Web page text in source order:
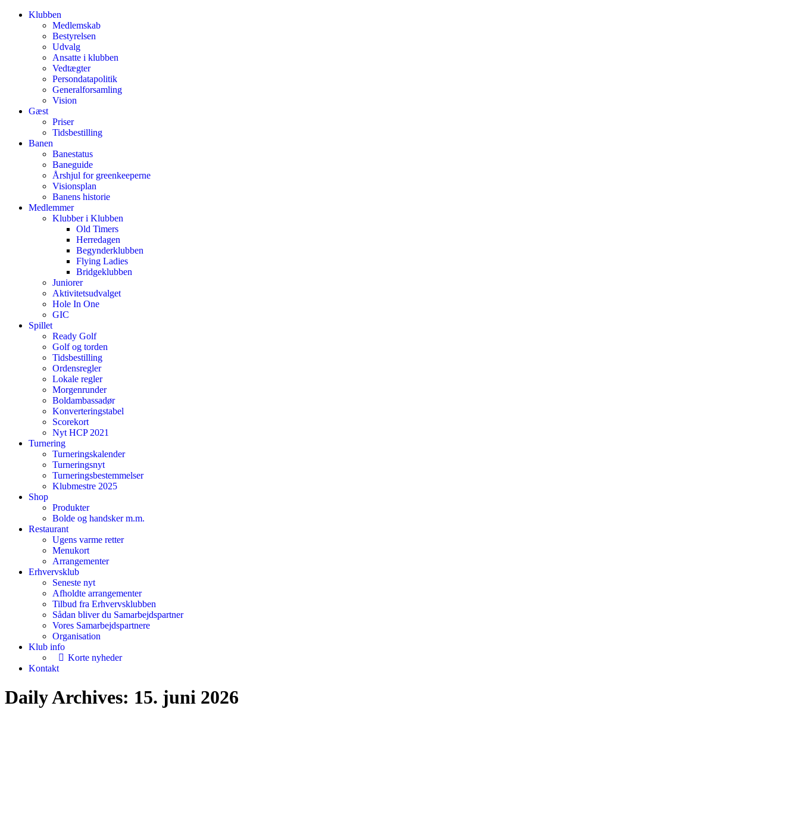
Klubben
Medlemskab
Bestyrelsen
Udvalg
Ansatte i klubben
Vedtægter
Persondatapolitik
Generalforsamling
Vision
Gæst
Priser
Tidsbestilling
Banen
Banestatus
Baneguide
Årshjul for greenkeeperne
Visionsplan
Banens historie
Medlemmer
Klubber i Klubben
Old Timers
Herredagen
Begynderklubben
Flying Ladies
Bridgeklubben
Juniorer
Aktivitetsudvalget
Hole In One
GIC
Spillet
Ready Golf
Golf og torden
Tidsbestilling
Ordensregler
Lokale regler
Morgenrunder
Boldambassadør
Konverteringstabel
Scorekort
Nyt HCP 2021
Turnering
Turneringskalender
Turneringsnyt
Turneringsbestemmelser
Klubmestre 2025
Shop
Produkter
Bolde og handsker m.m.
Restaurant
Ugens varme retter
Menukort
Arrangementer
Erhvervsklub
Seneste nyt
Afholdte arrangementer
Tilbud fra Erhvervsklubben
Sådan bliver du Samarbejdspartner
Vores Samarbejdspartnere
Organisation
Klub info
Korte nyheder
Kontakt
Daily Archives: 15. juni 2026